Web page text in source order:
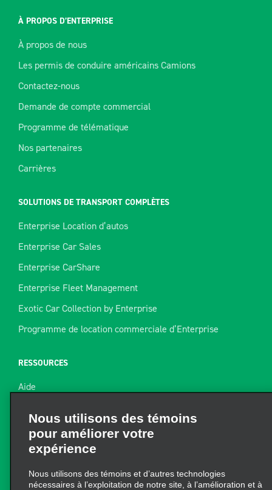
À PROPOS D’ENTERPRISE
À propos de nous
Les permis de conduire américains Camions
Contactez-nous
Demande de compte commercial
Programme de télématique
Nos partenaires
Carrières
SOLUTIONS DE TRANSPORT COMPLÈTES
Enterprise Location d’autos
Enterprise Car Sales
Enterprise CarShare
Enterprise Fleet Management
Exotic Car Collection by Enterprise
Programme de location commerciale d’Enterprise
RESSOURCES
Aide
Guide de remorquage
Ressources pour la location
Trouver un reçu
pour améliorer votre
expérience
nécessaires à l’exploitation de notre site, à l’amélioration et à
la personnalisation de votre expérience, à l’analyse et à